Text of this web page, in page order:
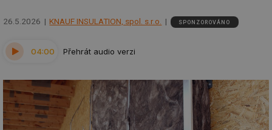
26.5.2026 KNAUF INSULATION, spol. s.r.o. SPONZOROVÁNO
04:00 Přehrát audio verzi